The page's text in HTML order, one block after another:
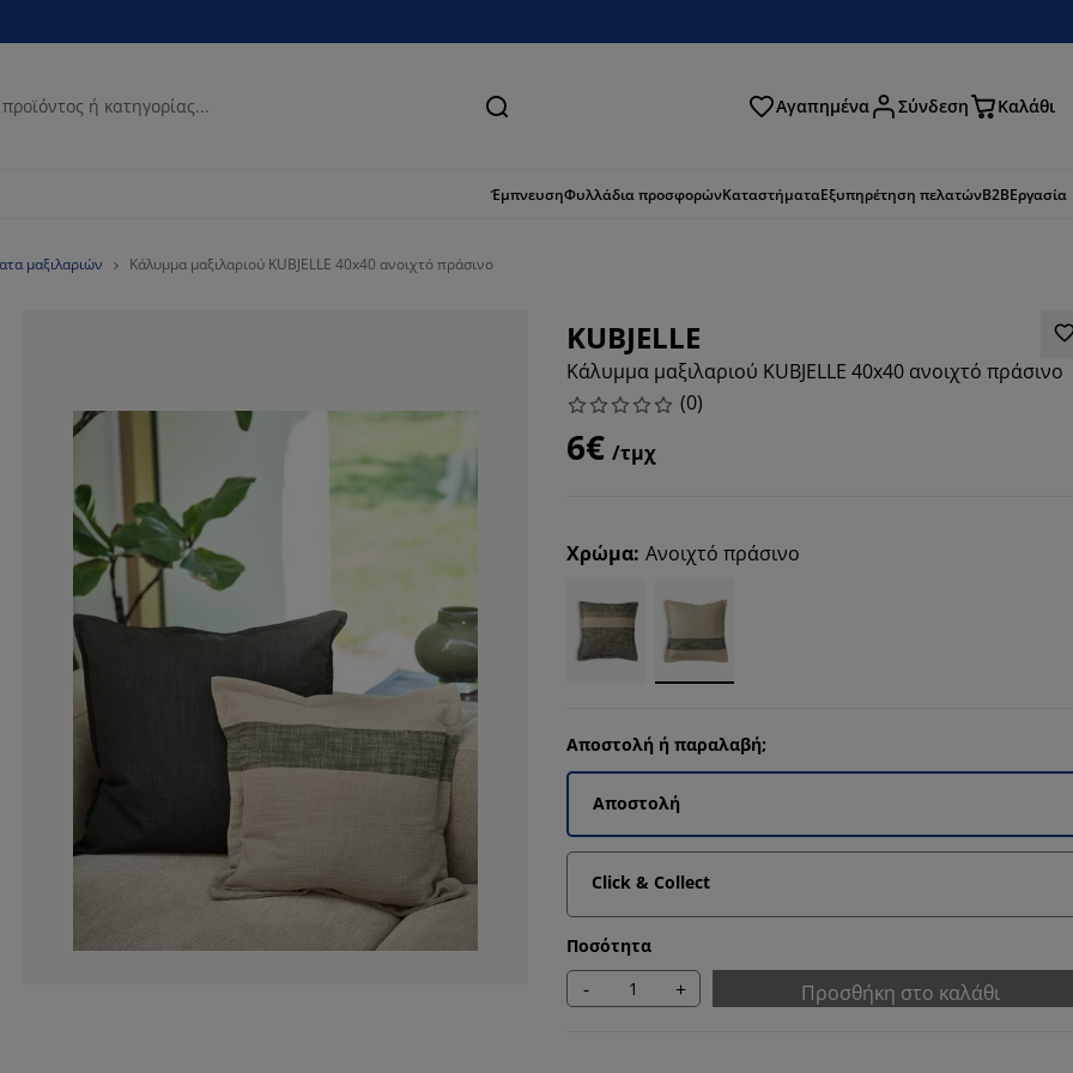
Αναζήτηση Αγαπημένα Σύνδεση Καλάθι
ΈμπνευσηΦυλλάδια προσφορώνΚαταστήματαΕξυπηρέτηση πελατώνB2BΕργασία
μαξιλαριών Κάλυμμα μαξιλαριού KUBJELLE 40x40 ανοιχτό πράσινο
KUBJELLE
Κάλυμμα μαξιλαριού KUBJELLE 40x40 ανοιχτό πράσινο
(0)
6€ /τμχ
Χρώμα: Ανοιχτό πράσινο
Αποστολή ή παραλαβή;
Αποστολή
Click & Collect
Ποσότητα
- + Προσθήκη στο καλάθι